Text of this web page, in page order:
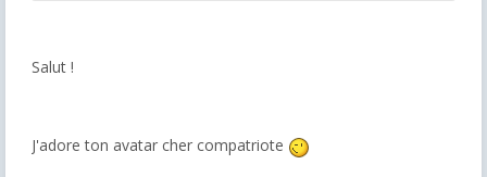
Salut !
J'adore ton avatar cher compatriote